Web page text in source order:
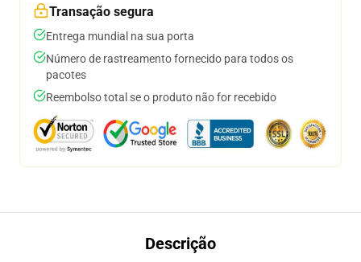
Transação segura
Entrega mundial na sua porta
Número de rastreamento fornecido para todos os
pacotes
Reembolso total se o produto não for recebido
Descrição